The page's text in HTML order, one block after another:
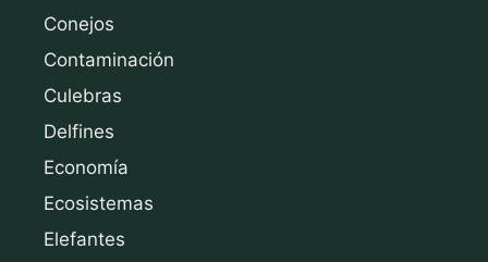
Conejos
Contaminación
Culebras
Delfines
Economía
Ecosistemas
Elefantes